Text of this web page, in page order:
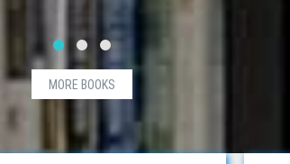
MORE BOOKS